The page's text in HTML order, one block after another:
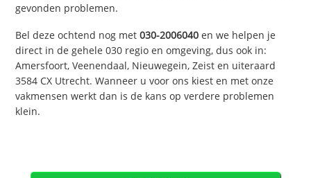
gevonden problemen.
Bel deze ochtend nog met030-2006040 en we helpen je
direct in de gehele 030 regio en omgeving, dus ook in:
Amersfoort, Veenendaal, Nieuwegein, Zeist en uiteraard
3584 CX Utrecht. Wanneer u voor ons kiest en met onze
vakmensen werkt dan is de kans op verdere problemen
klein.